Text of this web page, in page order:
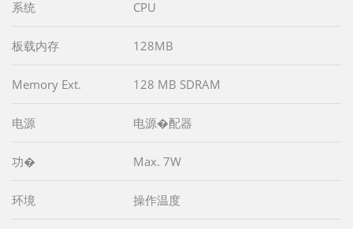
系统 CPU
板载内存 128MB
Memory Ext. 128 MB SDRAM
电源 电源�配器
功� Max. 7W
环境 操作温度